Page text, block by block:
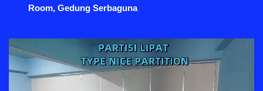
Room, Gedung Serbaguna